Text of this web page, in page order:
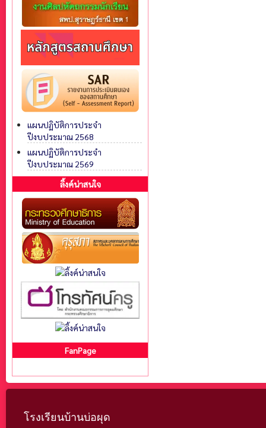
แผนปฏิบัติการประจำ
ปีงบประมาณ 2568
แผนปฏิบัติการประจำ
ปีงบประมาณ 2569
ลิ้งค์น่าสนใจ
FanPage
โรงเรียนบ้านบ่อผุด